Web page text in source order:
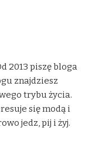
2013 piszę bloga
znajdziesz
trybu życia.
się modą i
jedz, pij i żyj.